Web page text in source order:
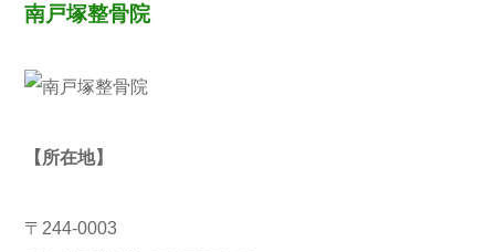
南戸塚整骨院
【所在地】
〒244-0003